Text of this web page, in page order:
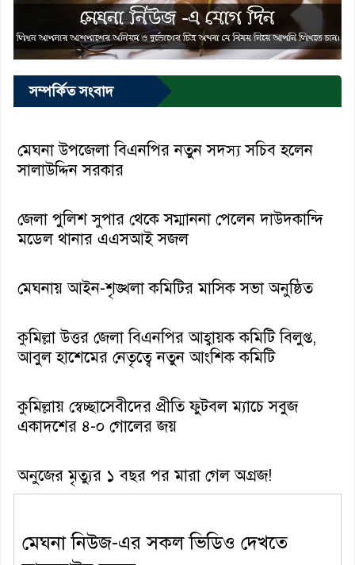
সম্পর্কিত সংবাদ
মেঘনা উপজেলা বিএনপির নতুন সদস্য সচিব হলেন
সালাউদ্দিন সরকার
জেলা পুলিশ সুপার থেকে সম্মাননা পেলেন দাউদকান্দি
মডেল থানার এএসআই সজল
মেঘনায় আইন-শৃঙ্খলা কমিটির মাসিক সভা অনুষ্ঠিত
কুমিল্লা উত্তর জেলা বিএনপির আহ্বায়ক কমিটি বিলুপ্ত,
আবুল হাশেমের নেতৃত্বে নতুন আংশিক কমিটি
কুমিল্লায় স্বেচ্ছাসেবীদের প্রীতি ফুটবল ম্যাচে সবুজ
একাদশের ৪-০ গোলের জয়
অনুজের মৃত্যুর ১ বছর পর মারা গেল অগ্রজ!
মেঘনা নিউজ-এর সকল ভিডিও দেখতে